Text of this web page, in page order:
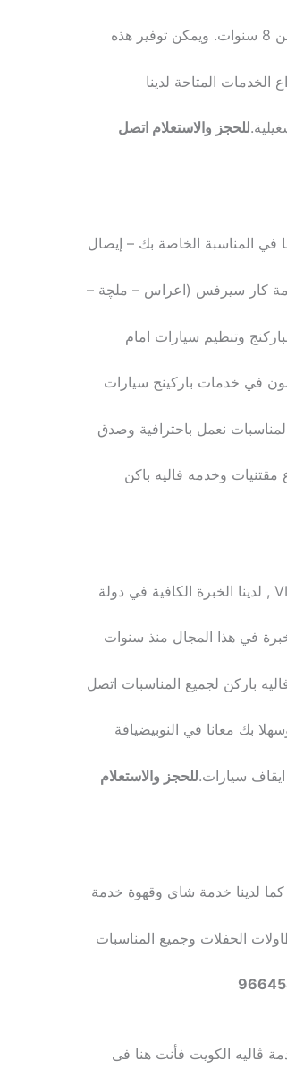
الخدمات المتاحة لدينا
للحجز والاستعلام اتصل
المناسبة الخاصة بك – إيصال
كار سيرفس (اعراس – ملچة –
وتنظيم سيارات امام
نعمل باحترافية وصدق
وخدمه فاليه باكن
في هذا المجال منذ سنوات
بك معانا في النوبيضيافة
سيارات.للحجز والاستعلام
لدينا خدمة شاي وقهوة خدمة
الحفلات وجميع المناسبات
ڤاليه الكويت فأنت هنا فى